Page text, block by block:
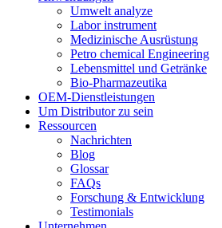
Umwelt analyze
Labor instrument
Medizinische Ausrüstung
Petro chemical Engineering
Lebensmittel und Getränke
Bio-Pharmazeutika
OEM-Dienstleistungen
Um Distributor zu sein
Ressourcen
Nachrichten
Blog
Glossar
FAQs
Forschung & Entwicklung
Testimonials